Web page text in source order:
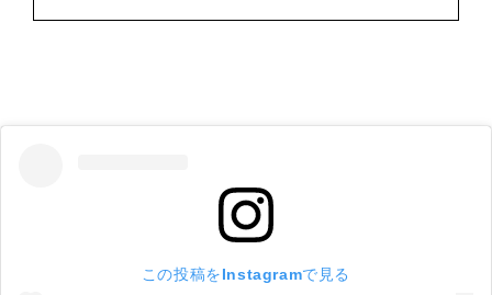
この投稿をInstagramで見る